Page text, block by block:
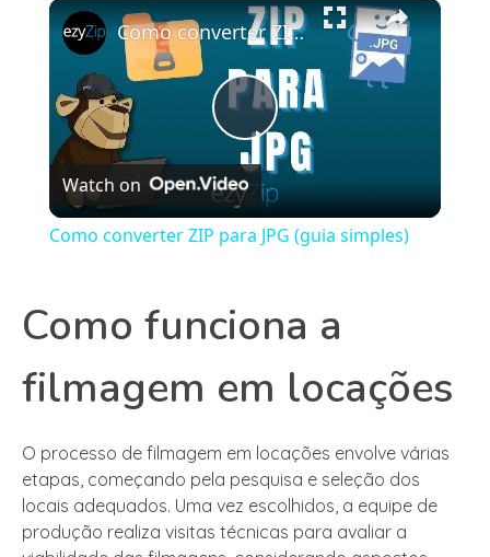
×
Play
Video
Como converter ZIP para JPG (guia simples)
Watch on
Como converter ZIP para JPG (guia simples)
Como funciona a
filmagem em locações
O processo de filmagem em locações envolve várias
etapas, começando pela pesquisa e seleção dos
locais adequados. Uma vez escolhidos, a equipe de
produção realiza visitas técnicas para avaliar a